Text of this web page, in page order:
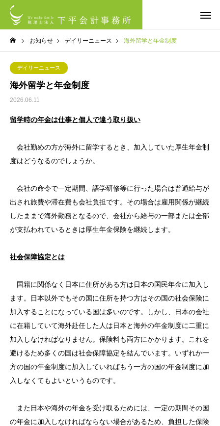
お知らせ デイリーニュース 海外留学と年金制度
デイリーニュース
海外留学と年金制度
2026.06.11
留学時の年金は仕事と個人で違う取り扱い
会社勤めの方が海外に留学するとき、加入していた厚生年金制
度はどうなるのでしょうか。
会社の命令で一定期間、語学研修等に行った場合は普通給与が
出され旅費や滞在費も会社負担です。その場合は雇用関係が継続
したままで海外勤務となるので、会社から給与の一部または全部
が支払われているときは厚生年金保険を継続します。
社会保障協定とは
国籍に関係なく日本に住所がある方は日本の国民年金に加入し
ます。日本以外でもその国に住所を持つ方はその国の社会保険に
加入することになっている国は多いのです。しかし、日本の会社
に在籍していて海外赴任した人は日本と海外の年金制度に二重に
加入しなければなりません。保険料も両方にかかります。これを
避けるため多くの国は社会保障協定を結んでいます。いずれか一
方の国の年金制度に加入していればもう一方の国の年金制度に加
入しなくてもよいというものです。
また日本や海外の年金を受け取るためには、一定の期間その国
の年金に加入しなければならない場合があるため、負担した保険